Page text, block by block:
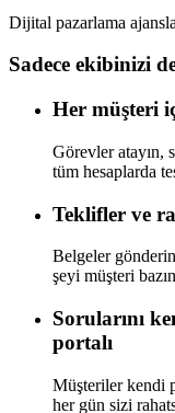
Dijital pazarlama
Sadece ekibinizi
Her müşteri
Görevler atayın,
tüm hesaplarda
Teklifler ve
Belgeler
şeyi müşteri
Sorularını
portalı
Müşteriler kendi
her gün sizi